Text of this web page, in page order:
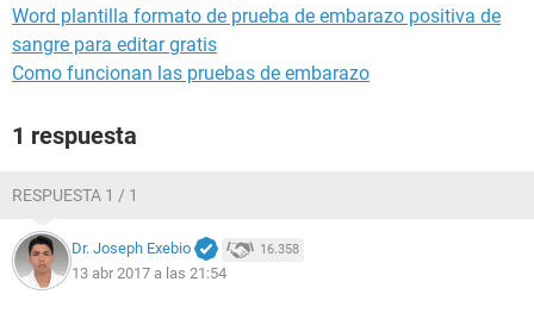
Word plantilla formato de prueba de embarazo positiva de
sangre para editar gratis
Como funcionan las pruebas de embarazo
1 respuesta
RESPUESTA 1 / 1
Dr. Joseph Exebio 16.358
13 abr 2017 a las 21:54